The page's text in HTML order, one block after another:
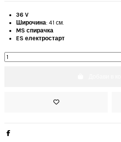
36 V
Широчина: 41 см.
MS спирачка
ES електростарт